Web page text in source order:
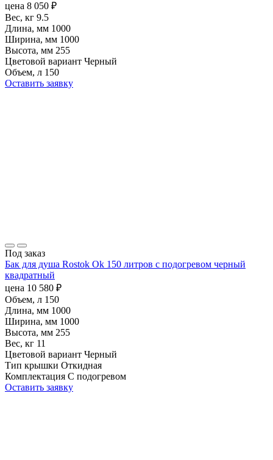
цена 8 050 ₽
Вес, кг 9.5
Длина, мм 1000
Ширина, мм 1000
Высота, мм 255
Цветовой вариант Черный
Объем, л 150
Оставить заявку
Под заказ
Бак для душа Rostok Ok 150 литров с подогревом черный
квадратный
цена 10 580 ₽
Объем, л 150
Длина, мм 1000
Ширина, мм 1000
Высота, мм 255
Вес, кг 11
Цветовой вариант Черный
Тип крышки Откидная
Комплектация С подогревом
Оставить заявку